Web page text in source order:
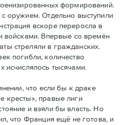
формирований.
оружием. Отдельно выступили
вскоре переросла в
войсками. Впервые со времён
стреляли в гражданских.
погибли, количество
исчислялось тысячами.
что если бы к драке
кресты», правые лиги
и взяли бы власть. Но
что Франция ещё не готова, и